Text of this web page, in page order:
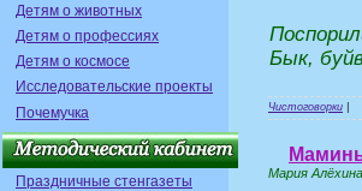
Детям о животных
Детям о профессиях
Детям о космосе
Исследовательские проекты
Почемучка
Праздничные стенгазеты
Бык,
Чистоговорки
Мария Алёхина